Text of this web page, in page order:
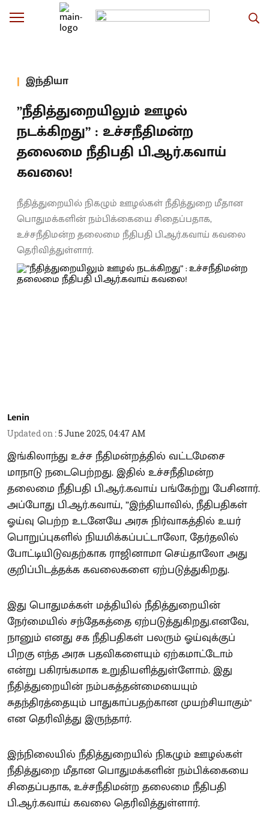
இந்தியா
”நீதித்துறையிலும் ஊழல்
நடக்கிறது” : உச்சநீதிமன்ற
தலைமை நீதிபதி பி.ஆர்.கவாய்
கவலை!
நீதித்துறையில் நிகழும் ஊழல்கள் நீதித்துறை மீதான
பொதுமக்களின் நம்பிக்கையை சிதைப்பதாக,
உச்சநீதிமன்ற தலைமை நீதிபதி பி.ஆர்.கவாய் கவலை
தெரிவித்துள்ளார்.
Lenin
Updated on :5 June 2025, 04:47 AM
இங்கிலாந்து உச்ச நீதிமன்றத்தில் வட்டமேசை
மாநாடு நடைபெற்றது. இதில் உச்சநீதிமன்ற
தலைமை நீதிபதி பி.ஆர்.கவாய் பங்கேற்று பேசினார்.
அப்போது பி.ஆர்.கவாய், ”இந்தியாவில், நீதிபதிகள்
ஓய்வு பெற்ற உடனேயே அரசு நிர்வாகத்தில் உயர்
பொறுப்புகளில் நியமிக்கப்பட்டாலோ, தேர்தலில்
போட்டியிடுவதற்காக ராஜினாமா செய்தாலோ அது
குறிப்பிடத்தக்க கவலைகளை ஏற்படுத்துகிறது.
இது பொதுமக்கள் மத்தியில் நீதித்துறையின்
நேர்மையில் சந்தேகத்தை ஏற்படுத்துகிறது.எனவே,
நானும் எனது சக நீதிபதிகள் பலரும் ஓய்வுக்குப்
பிறகு எந்த அரசு பதவிகளையும் ஏற்கமாட்டோம்
என்று பகிரங்கமாக உறுதியளித்துள்ளோம். இது
நீதித்துறையின் நம்பகத்தன்மையையும்
சுதந்திரத்தையும் பாதுகாப்பதற்கான முயற்சியாகும்"
என தெரிவித்து இருந்தார்.
இந்நிலையில் நீதித்துறையில் நிகழும் ஊழல்கள்
நீதித்துறை மீதான பொதுமக்களின் நம்பிக்கையை
சிதைப்பதாக, உச்சநீதிமன்ற தலைமை நீதிபதி
பி.ஆர்.கவாய் கவலை தெரிவித்துள்ளார்.